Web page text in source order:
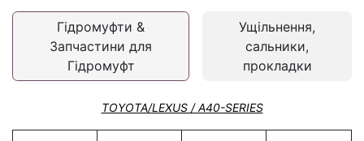
Гідромуфти &
Запчастини для
Гідромуфт
Ущільнення,
сальники,
прокладки
TOYOTA/LEXUS / A40-SERIES